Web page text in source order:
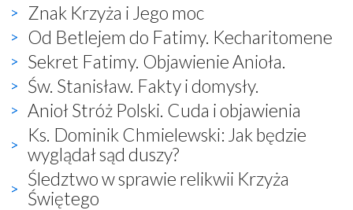
Znak Krzyża i Jego moc
Od Betlejem do Fatimy. Kecharitomene
Sekret Fatimy. Objawienie Anioła.
Św. Stanisław. Fakty i domysły.
Anioł Stróż Polski. Cuda i objawienia
Ks. Dominik Chmielewski: Jak będzie
wyglądał sąd duszy?
Śledztwo w sprawie relikwii Krzyża
Świętego